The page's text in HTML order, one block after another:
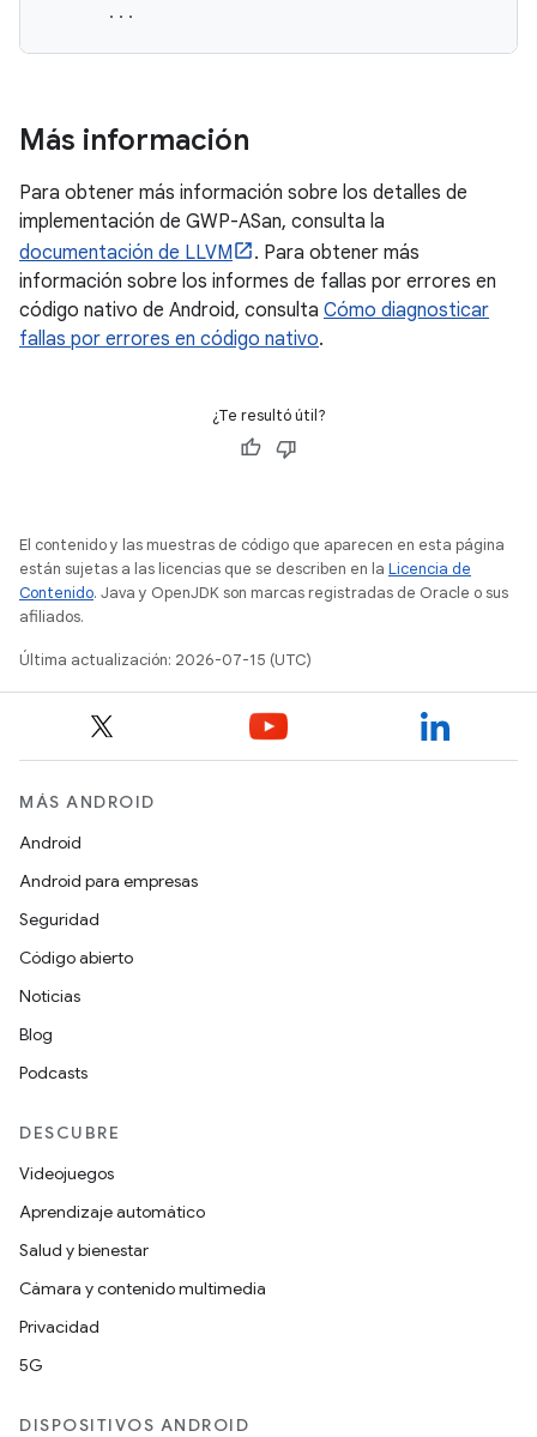
Más información
Para obtener más información sobre los detalles de
implementación de GWP-ASan, consulta la
documentación de LLVM
. Para obtener más
información sobre los informes de fallas por errores en
código nativo de Android, consulta Cómo diagnosticar
fallas por errores en código nativo.
¿Te resultó útil?
El contenido y las muestras de código que aparecen en esta página
están sujetas a las licencias que se describen en la Licencia de
Contenido. Java y OpenJDK son marcas registradas de Oracle o sus
afiliados.
Última actualización: 2026-07-15 (UTC)
MÁS ANDROID
Android
Android para empresas
Seguridad
Código abierto
Noticias
Blog
Podcasts
DESCUBRE
Videojuegos
Aprendizaje automático
Salud y bienestar
Cámara y contenido multimedia
Privacidad
5G
DISPOSITIVOS ANDROID